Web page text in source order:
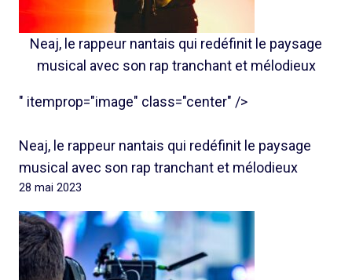
Neaj, le rappeur nantais qui redéfinit le paysage
musical avec son rap tranchant et mélodieux
" itemprop="image" class="center" />
Neaj, le rappeur nantais qui redéfinit le paysage
musical avec son rap tranchant et mélodieux
28 mai 2023